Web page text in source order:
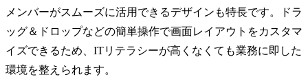
メンバーがスムーズに活用できるデザインも特長です。ドラ
ッグ＆ドロップなどの簡単操作で画面レイアウトをカスタマ
イズできるため、ITリテラシーが高くなくても業務に即した
環境を整えられます。